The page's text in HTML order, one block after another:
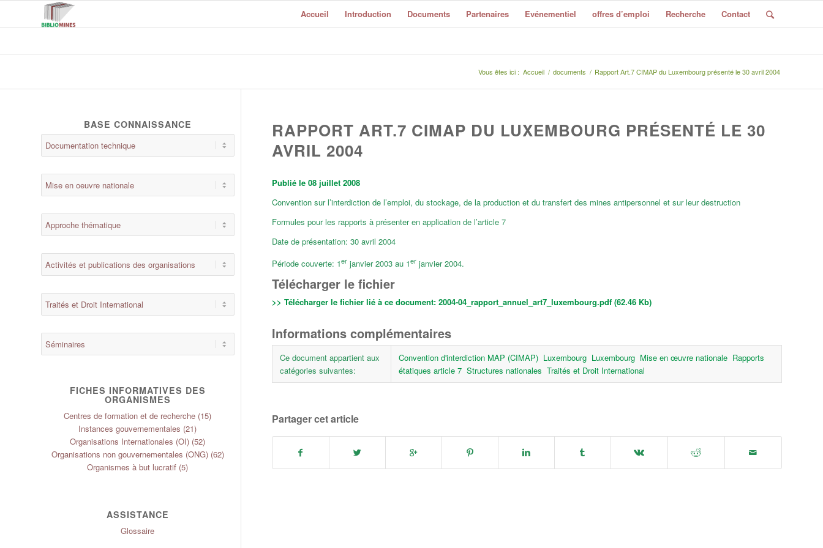
Accueil Introduction Documents Partenaires Evénementiel offres d’emploi Recherche Contact
Vous êtes ici : Accueil / documents / Rapport Art.7 CIMAP du Luxembourg présenté le 30 avril 2004
RAPPORT ART.7 CIMAP DU LUXEMBOURG PRÉSENTÉ LE 30
AVRIL 2004
Publié le 08 juillet 2008
Convention sur l’interdiction de l’emploi, du stockage, de la production et du transfert des mines antipersonnel et sur leur destruction
Formules pour les rapports à présenter en application de l’article 7
Date de présentation: 30 avril 2004
Période couverte: 1erjanvier 2003 au 1erjanvier 2004.
Télécharger le fichier
>> Télécharger le fichier lié à ce document: 2004-04_rapport_annuel_art7_luxembourg.pdf (62.46 Kb)
Informations complémentaires
Ce document appartient aux
catégories suivantes:
Convention d'interdiction MAP (CIMAP) Luxembourg Luxembourg Mise en œuvre nationale Rapports
étatiques article 7 Structures nationales Traités et Droit International
Partager cet article
BASE CONNAISSANCE
FICHES INFORMATIVES DES
ORGANISMES
Centres de formation et de recherche (15)
Instances gouvernementales (21)
Organisations Internationales (OI) (52)
Organisations non gouvernementales (ONG)(62)
Organismes à but lucratif (5)
ASSISTANCE
Glossaire